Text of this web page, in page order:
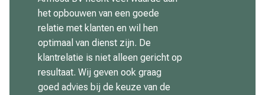
het opbouwen van een goede
relatie met klanten en wil hen
optimaal van dienst zijn. De
klantrelatie is niet alleen gericht op
resultaat. Wij geven ook graag
goed advies bij de keuze van de